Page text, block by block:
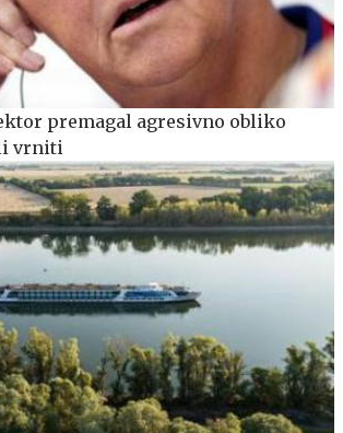
premagal agresivno obliko
vrniti